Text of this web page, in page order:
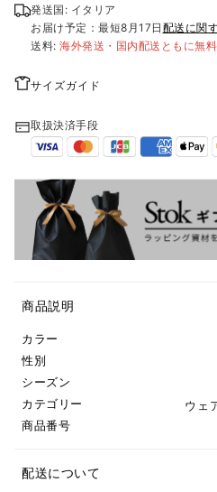
発送国: イタリア
お届け予定：最短8月17日 配送に関
送料: 海外発送・国内配送ともに無
サイズガイド
取扱決済手段
商品説明
カラー
性別
シーズン
カテゴリー
ウェ
商品番号
配送について